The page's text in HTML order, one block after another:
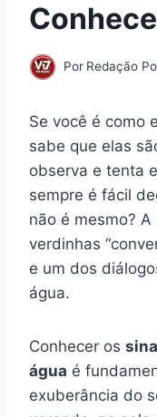
Por Redação
Se você é como
sabe que elas
observa e tenta
sempre é fácil
não é mesmo?
verdinhas
e um dos
água.
Conhecer os
água é
exuberância do